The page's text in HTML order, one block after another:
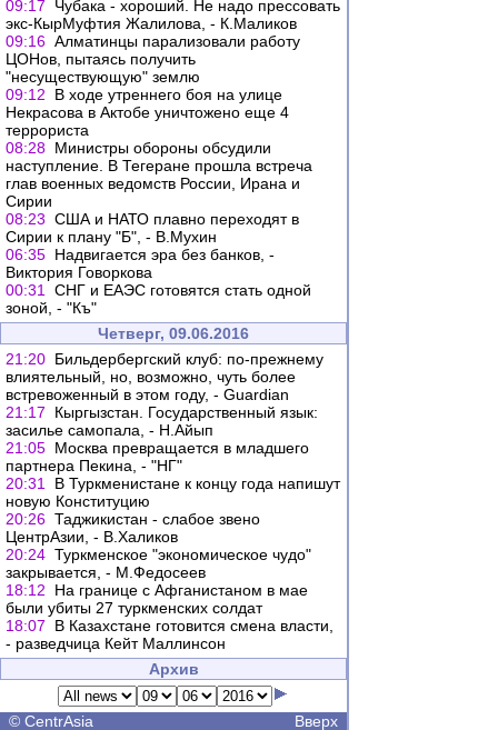
09:17
Чубака - хороший. Не надо прессовать
экс-КырМуфтия Жалилова, - К.Маликов
09:16 Алматинцы парализовали работу
ЦОНов, пытаясь получить
"несуществующую" землю
09:12
В ходе утреннего боя на улице
Некрасова в Актобе уничтожено еще 4
террориста
08:28 Министры обороны обсудили
наступление. В Тегеране прошла встреча
глав военных ведомств России, Ирана и
Сирии
08:23 США и НАТО плавно переходят в
Сирии к плану "Б", - В.Мухин
06:35 Надвигается эра без банков, -
Виктория Говоркова
00:31
СНГ и ЕАЭС готовятся стать одной
зоной, - "Къ"
Четверг, 09.06.2016
21:20 Бильдербергский клуб: по-прежнему
влиятельный, но, возможно, чуть более
встревоженный в этом году, - Guardian
21:17
Кыргызстан. Государственный язык:
засилье самопала, - Н.Айып
21:05 Москва превращается в младшего
партнера Пекина, - "НГ"
20:31
В Туркменистане к концу года напишут
новую Конституцию
20:26 Таджикистан - слабое звено
ЦентрАзии, - В.Халиков
20:24 Туркменское "экономическое чудо"
закрывается, - М.Федосеев
18:12
На границе с Афганистаном в мае
были убиты 27 туркменских солдат
18:07
В Казахстане готовится смена власти,
- разведчица Кейт Маллинсон
Архив
© CentrAsia Вверх